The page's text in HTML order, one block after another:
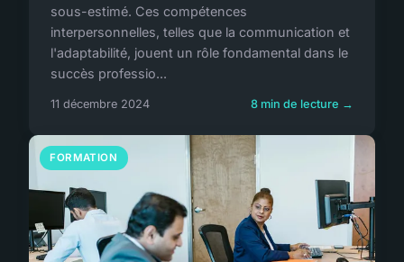
sous-estimé. Ces compétences
interpersonnelles, telles que la communication et
l'adaptabilité, jouent un rôle fondamental dans le
succès professio...
11 décembre 2024 8 min de lecture →
FORMATION